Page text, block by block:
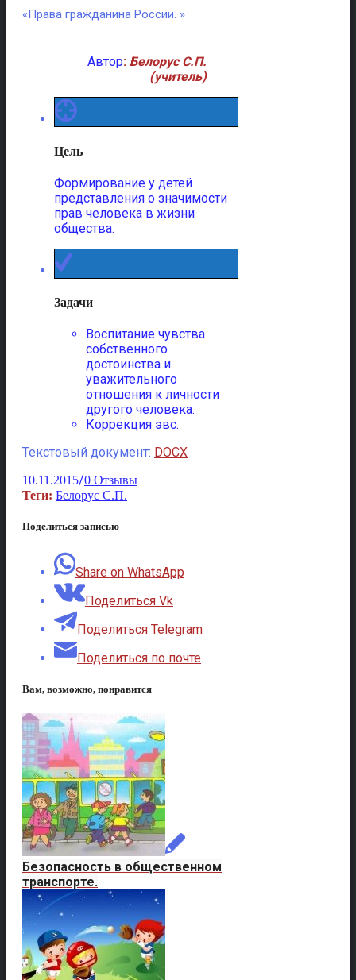
«Права гражданина России. »
Автор:Белорус С.П.
(учитель)
Цель
Формирование у детей
представления о значимости
прав человека в жизни
общества.
Задачи
Воспитание чувства
собственного
достоинства и
уважительного
отношения к личности
другого человека.
Коррекция эвс.
Текстовый документ: DOCX
10.11.2015/0 Отзывы
Теги: Белорус С.П.
Поделиться записью
Share on WhatsApp
Поделиться Vk
Поделиться Telegram
Поделиться по почте
Вам, возможно, понравится
Безопасность в общественном
транспорте.